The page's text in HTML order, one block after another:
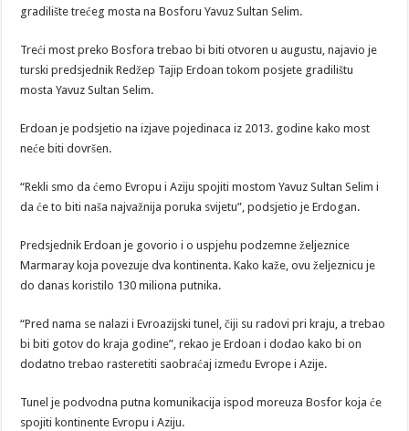
gradilište trećeg mosta na Bosforu Yavuz Sultan Selim.
Treći most preko Bosfora trebao bi biti otvoren u augustu, najavio je
turski predsjednik Redžep Tajip Erdoan tokom posjete gradilištu
mosta Yavuz Sultan Selim.
Erdoan je podsjetio na izjave pojedinaca iz 2013. godine kako most
neće biti dovršen.
“Rekli smo da ćemo Evropu i Aziju spojiti mostom Yavuz Sultan Selim i
da će to biti naša najvažnija poruka svijetu”, podsjetio je Erdogan.
Predsjednik Erdoan je govorio i o uspjehu podzemne željeznice
Marmaray koja povezuje dva kontinenta. Kako kaže, ovu željeznicu je
do danas koristilo 130 miliona putnika.
“Pred nama se nalazi i Evroazijski tunel, čiji su radovi pri kraju, a trebao
bi biti gotov do kraja godine”, rekao je Erdoan i dodao kako bi on
dodatno trebao rasteretiti saobraćaj između Evrope i Azije.
Tunel je podvodna putna komunikacija ispod moreuza Bosfor koja će
spojiti kontinente Evropu i Aziju.